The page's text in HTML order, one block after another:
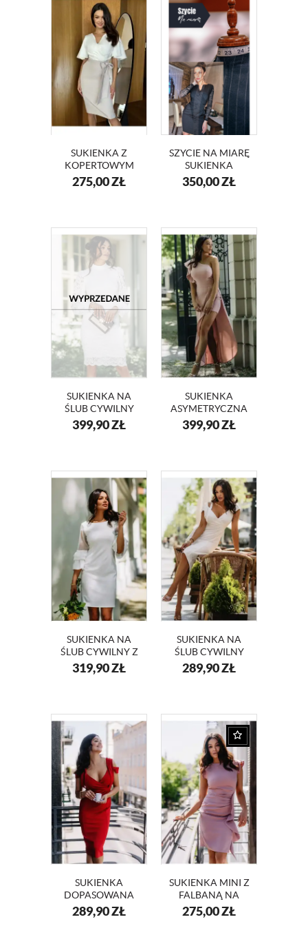
SUKIENKA Z
KOPERTOWYM
DEKOLTEM I
SZEROKIMI
275,00ZŁ
SZYCIE NA MIARĘ
SUKIENKA
KM56K
350,00ZŁ
SUKIENKA NA
ŚLUB CYWILNY
KORONKOWA
SELENA KM353-3
399,90ZŁ
SUKIENKA
ASYMETRYCZNA
Z FALBANĄ
GRACJA KM352-5
399,90ZŁ
SUKIENKA NA
ŚLUB CYWILNY Z
TRANSPARENTNYMI
RĘKAWAMI BELLA
319,90ZŁ
SUKIENKA NA
ŚLUB CYWILNY
DOPASOWANA
KREMOWA RITA
289,90ZŁ
SUKIENKA
DOPASOWANA
CZERWONA RITA
KM347-1
289,90ZŁ
SUKIENKA MINI Z
FALBANĄ NA
WESELE KM66K-
12
275,00ZŁ